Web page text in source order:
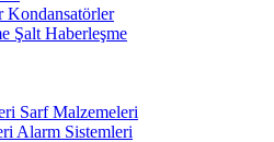
Kondansatörler
Şalt Haberleşme
Sarf Malzemeleri
Alarm Sistemleri